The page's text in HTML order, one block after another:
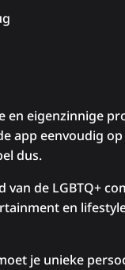
eigenzinnige
app eenvoudig
dus.
de LGBTQ+
en
je unieke